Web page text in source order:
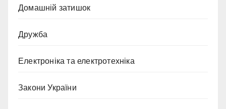
Домашній затишок
Дружба
Електроніка та електротехніка
Закони України